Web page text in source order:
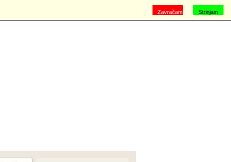
Strinjam
se
Zavračam